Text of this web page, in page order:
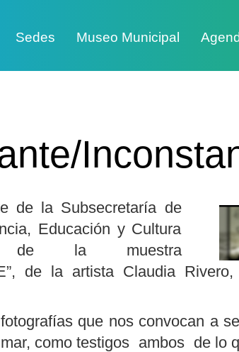
Sedes Museo Municipal
de la Subsecretaría de
Educación y Cultura
de la muestra
de la artista Claudia
que nos convocan a
como testigos ­ ambos ­ de lo